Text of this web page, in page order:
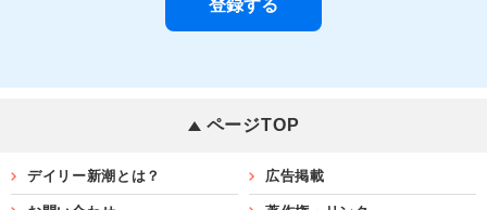
ページTOP
デイリー新潮とは？ 広告掲載